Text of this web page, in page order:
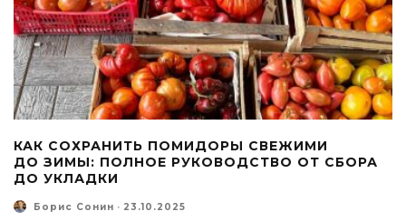
КАК СОХРАНИТЬ ПОМИДОРЫ СВЕЖИМИ
ДО ЗИМЫ: ПОЛНОЕ РУКОВОДСТВО ОТ СБОРА
ДО УКЛАДКИ
Борис Сонин · 23.10.2025